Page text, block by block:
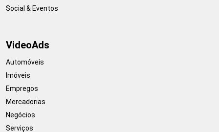
Social & Eventos
VideoAds
Automóveis
Imóveis
Empregos
Mercadorias
Negócios
Serviços